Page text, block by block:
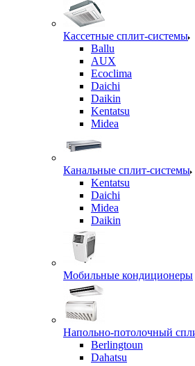
Кассетные сплит-системы
Ballu
AUX
Ecoclima
Daichi
Daikin
Kentatsu
Midea
Канальные сплит-системы
Kentatsu
Daichi
Midea
Daikin
Мобильные кондиционеры
Напольно-потолочный
Berlingtoun
Dahatsu